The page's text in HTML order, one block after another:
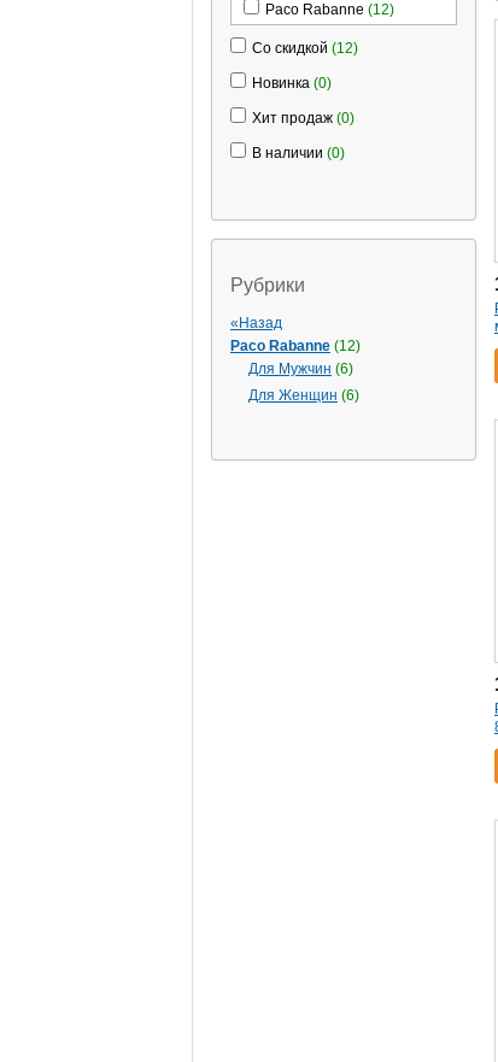
Paco Rabanne (12)
Со скидкой (12)
Новинка (0)
Хит продаж (0)
В наличии (0)
Рубрики
«Назад
Paco Rabanne (12)
Для Мужчин (6)
Для Женщин (6)